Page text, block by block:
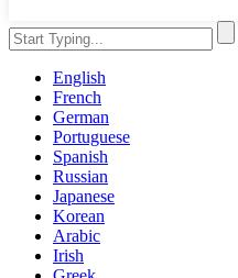
English
French
German
Portuguese
Spanish
Russian
Japanese
Korean
Arabic
Irish